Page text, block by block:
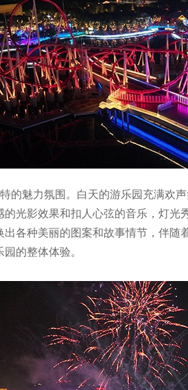
的魅力氛围。白天的游乐园充满欢
光影效果和扣人心弦的音乐，灯
各种美丽的图案和故事情节，伴
的整体体验。